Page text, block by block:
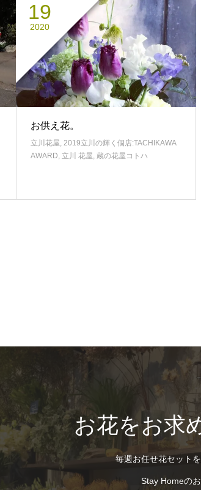
19
2020
お供え花。
立川花屋 2019立川の輝く個店:TACHIKAWA
AWARD 立川 花屋 蔵の花屋コトハ
お花をお求
毎週お任せ花セット
Stay Homeのお